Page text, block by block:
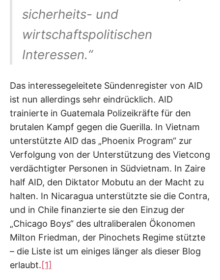
sicherheits- und
wirtschaftspolitischen
Interessen.“
Das interessegeleitete Sündenregister von AID
ist nun allerdings sehr eindrücklich. AID
trainierte in Guatemala Polizeikräfte für den
brutalen Kampf gegen die Guerilla. In Vietnam
unterstützte AID das „Phoenix Program“ zur
Verfolgung von der Unterstützung des Vietcong
verdächtigter Personen in Südvietnam. In Zaire
half AID, den Diktator Mobutu an der Macht zu
halten. In Nicaragua unterstützte sie die Contra,
und in Chile finanzierte sie den Einzug der
„Chicago Boys“ des ultraliberalen Ökonomen
Milton Friedman, der Pinochets Regime stützte
– die Liste ist um einiges länger als dieser Blog
erlaubt.[1]